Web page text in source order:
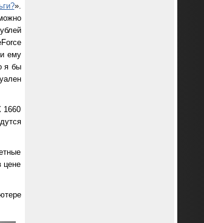
».
ему
я бы
1660
цене